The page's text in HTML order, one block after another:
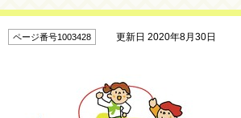
ページ番号1003428 更新日 2020年8月30日